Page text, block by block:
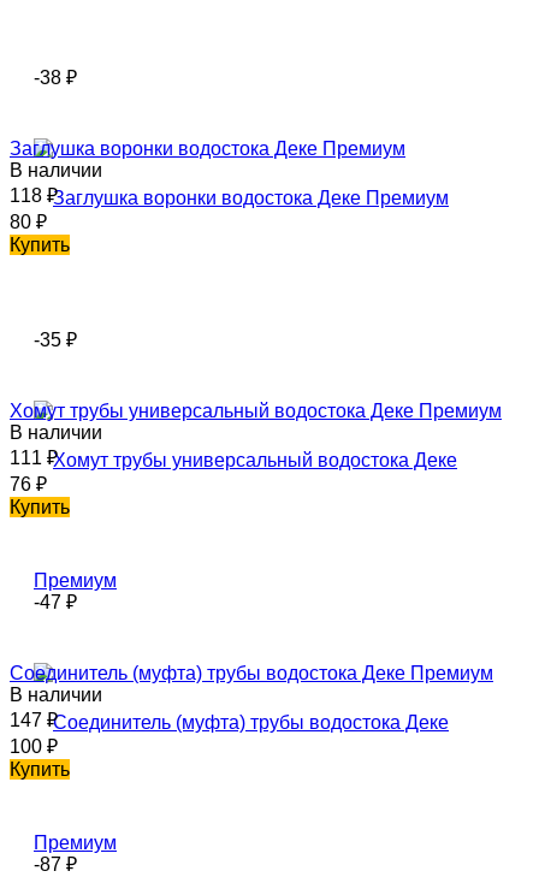
-38 ₽
Заглушка воронки водостока Деке Премиум
В наличии
118 ₽
80 ₽
Купить
-35 ₽
Хомут трубы универсальный водостока Деке Премиум
В наличии
111 ₽
76 ₽
Купить
-47 ₽
Соединитель (муфта) трубы водостока Деке Премиум
В наличии
147 ₽
100 ₽
Купить
-87 ₽